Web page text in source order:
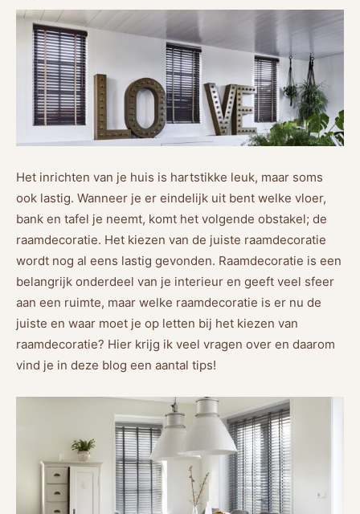
Het inrichten van je huis is hartstikke leuk, maar soms
ook lastig. Wanneer je er eindelijk uit bent welke vloer,
bank en tafel je neemt, komt het volgende obstakel; de
raamdecoratie. Het kiezen van de juiste raamdecoratie
wordt nog al eens lastig gevonden. Raamdecoratie is een
belangrijk onderdeel van je interieur en geeft veel sfeer
aan een ruimte, maar welke raamdecoratie is er nu de
juiste en waar moet je op letten bij het kiezen van
raamdecoratie? Hier krijg ik veel vragen over en daarom
vind je in deze blog een aantal tips!